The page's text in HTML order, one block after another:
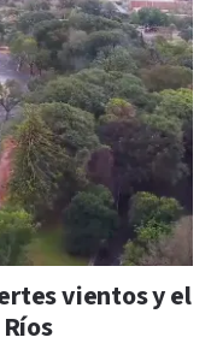
vientos y el